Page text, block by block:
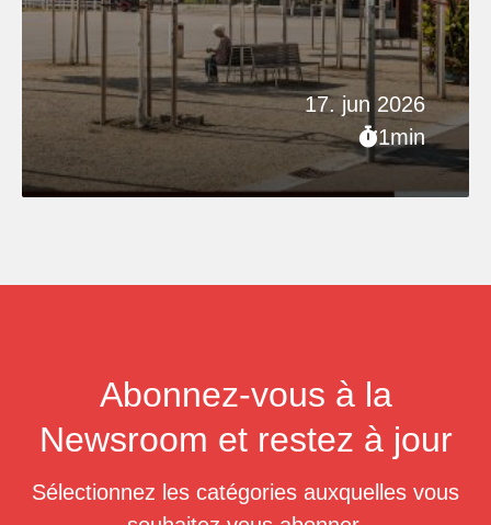
17. jun 2026
1min
Abonnez-vous à la
Newsroom et restez à jour
Sélectionnez les catégories auxquelles vous